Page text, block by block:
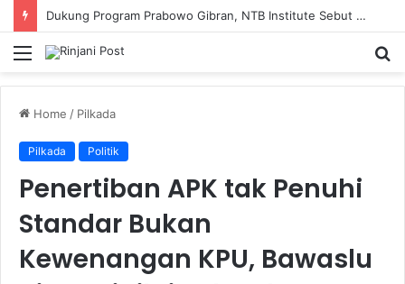
Dukung Program Prabowo Gibran, NTB Institute Sebut MBG dan Kopdes Solusi Percepatan Pembangunan Daerah 3T
Menu
Home / Pilkada
Pilkada Politik
Penertiban APK tak Penuhi
Standar Bukan
Kewenangan KPU, Bawaslu